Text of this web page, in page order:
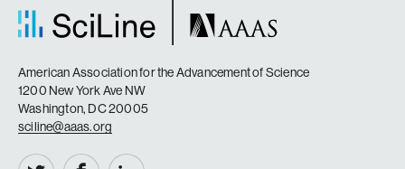
American Association for the Advancement of Science
1200 New York Ave NW
Washington, DC 20005
sciline@aaas.org